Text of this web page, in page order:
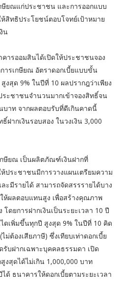
ษียณแก่ประชาชน และการออกแบบ
สิทธิประโยชน์ตอบโจทย์เป้าหมาย
น
ารออมสินได้เปิดให้ประชาชนจอง
การเกษียณ อัตราดอกเบี้ยแบบขั้น
งสุด 9% ในปีที่ 10 ผลปรากฎว่าเพียง
ระชาชนจำนวนมากเข้าจองสิทธิ์จน
บาท จากผลตอบรับที่ดีเกินคาดนี้
ฝากเงินรอบสอง ในวงเงิน 3,000
กษียณ เป็นผลิตภัณฑ์เงินฝากที่
ประชาชนมีการวางแผนเตรียมความ
ะมีรายได้ สามารถจัดสรรรายได้บาง
ห้ผลตอบแทนสูง เพื่อสร้างคุณภาพ
ดยการฝากเงินเป็นระยะเวลา 10 ปี
เพิ่มขึ้นทุกปี สูงสุด 9% ในปีที่ 10 คิด
ม่ต้องเสียภาษี) ซึ่งเทียบเท่าดอกเบี้ย
รับฝากเฉพาะบุคคลธรรมดา เปิด
สุดได้ไม่เกิน 1,000,000 บาท
ด้ ธนาคารให้ดอกเบี้ยตามระยะเวลา